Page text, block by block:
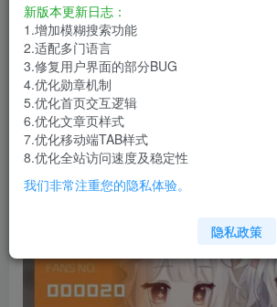
第一次写优化指南，主要还是最近重金
扮，国际版b站看不了装扮，只能换回
版b站广告多到令人抓狂，因此写出此
新版本更新日志：
1.增加模糊搜索功能
2.适配多门语言
3.修复用户界面的部分BUG
4.优化勋章机制
5.优化首页交互逻辑
6.优化文章页样式
7.优化移动端TAB样式
8.优化全站访问速度及稳定性
我们非常注重您的隐私体验。
隐私政策